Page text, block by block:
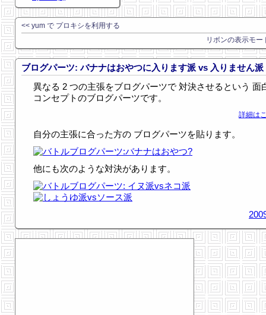
<< yum で プロキシを利用する
リボンの表示モー
ブログパーツ: バナナはおやつに入ります派 vs 入りません派
異なる 2 つの主張をブログパーツで 対決させるという 面
コンセプトのブログパーツです。
詳細は
自分の主張に合った方の ブログパーツを貼ります。
他にも次のような対決があります。